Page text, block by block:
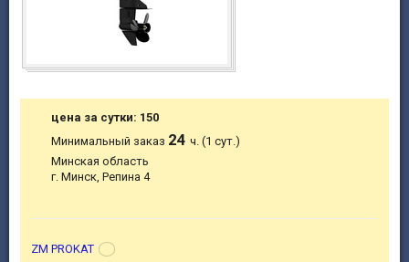
цена за сутки: 150
Минимальный заказ 24ч. (1 сут.)
Минская область
г. Минск, Репина 4
ZM PROKAT